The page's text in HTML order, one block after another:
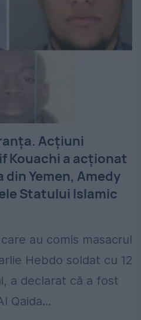
Acţiuni
Kouachi a acţionat
Yemen, Amedy
Statului Islamic
au comis masacrul
Hebdo soldat cu 12
a declarat că a fost
Qaida...